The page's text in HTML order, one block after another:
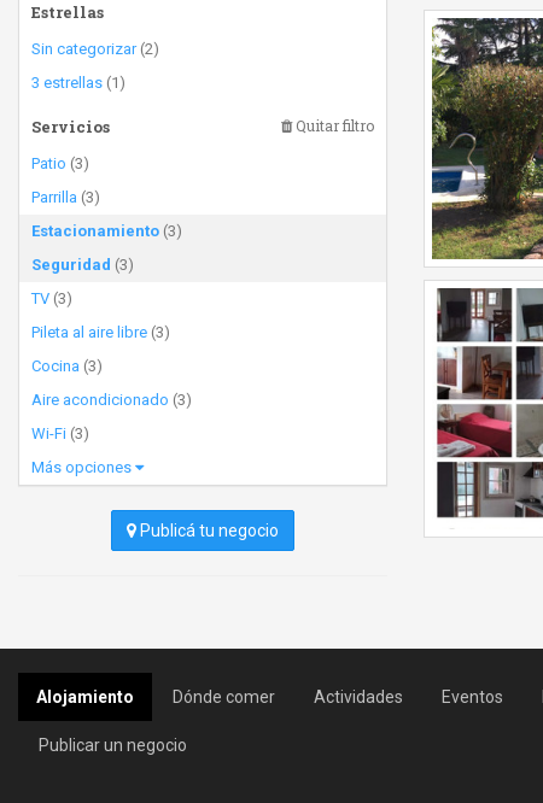
Estrellas
Sin categorizar(2)
3 estrellas (1)
Servicios Quitar filtro
Patio (3)
Parrilla (3)
Estacionamiento (3)
Seguridad (3)
TV (3)
Pileta al aire libre (3)
Cocina (3)
Aire acondicionado (3)
Wi-Fi (3)
Más opciones
Publicá tu negocio
Alojamiento Dónde comer Actividades Eventos
Publicar un negocio